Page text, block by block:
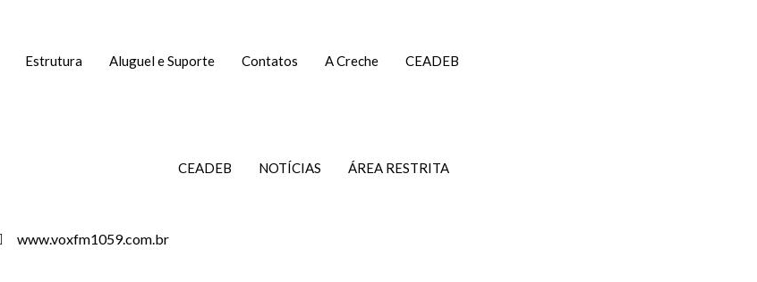
Estrutura Aluguel e Suporte Contatos A Creche CEADEB
CEADEB NOTÍCIAS ÁREA RESTRITA
www.voxfm1059.com.br